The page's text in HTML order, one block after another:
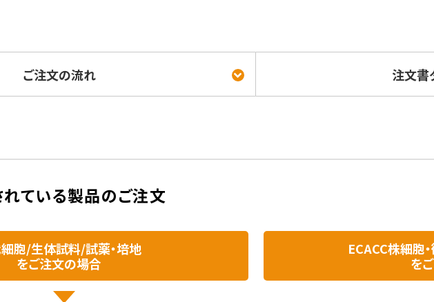
ご注文の流れ 注文書
ている製品のご注文
胞/生体試料/試薬・培地
をご注文の場合
ECACC株細胞
を